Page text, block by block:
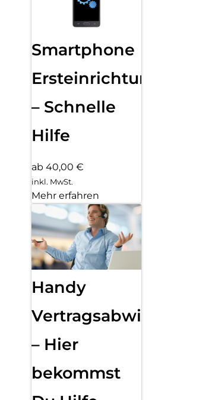
Smartphone
Ersteinrichtung
– Schnelle
Hilfe
ab 40,00 €
inkl. MwSt.
Mehr erfahren
Handy
Vertragsabwicklung
– Hier
bekommst